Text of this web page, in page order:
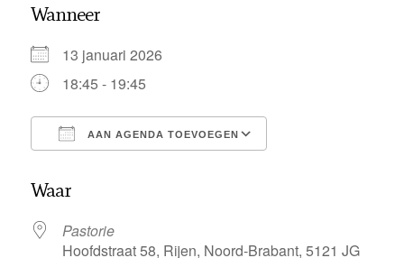
Wanneer
13 januari 2026
18:45 - 19:45
AAN AGENDA TOEVOEGEN
Waar
Pastorie
Hoofdstraat 58, Rijen, Noord-Brabant, 5121 JG